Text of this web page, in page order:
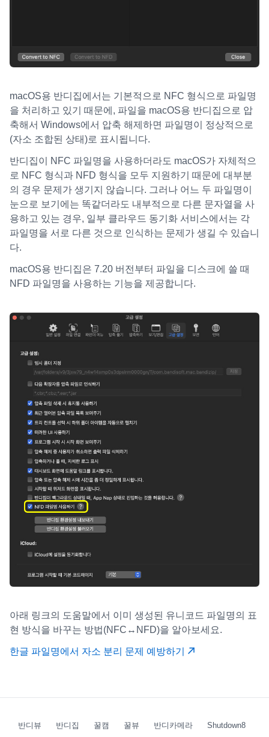
macOS용 반디집에서는 기본적으로 NFC 형식으로 파일명
을 처리하고 있기 때문에, 파일을 macOS용 반디집으로 압
축해서 Windows에서 압축 해제하면 파일명이 정상적으로
(자소 조합된 상태)로 표시됩니다.
반디집이 NFC 파일명을 사용하더라도 macOS가 자체적으
로 NFC 형식과 NFD 형식을 모두 지원하기 때문에 대부분
의 경우 문제가 생기지 않습니다. 그러나 어느 두 파일명이
눈으로 보기에는 똑같더라도 내부적으로 다른 문자열을 사
용하고 있는 경우, 일부 클라우드 동기화 서비스에서는 각
파일명을 서로 다른 것으로 인식하는 문제가 생길 수 있습니
다.
macOS용 반디집은 7.20 버전부터 파일을 디스크에 쓸 때
NFD 파일명을 사용하는 기능을 제공합니다.
아래 링크의 도움말에서 이미 생성된 유니코드 파일명의 표
현 방식을 바꾸는 방법(NFC↔NFD)을 알아보세요.
한글 파일명에서 자소 분리 문제 예방하기
반디뷰 반디집 꿀캠 꿀뷰 반디카메라 Shutdown8